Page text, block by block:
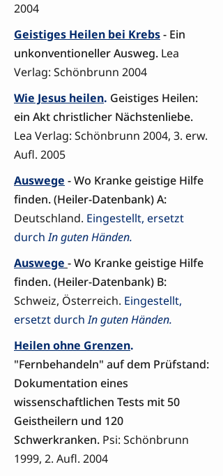
2004
Geistiges Heilen bei Krebs- Ein
unkonventioneller Ausweg. Lea
Verlag: Schönbrunn 2004
Wie Jesus heilen. Geistiges Heilen:
ein Akt christlicher Nächstenliebe.
Lea Verlag: Schönbrunn 2004, 3. erw.
Aufl. 2005
Auswege - Wo Kranke geistige Hilfe
finden. (Heiler-Datenbank) A:
Deutschland. Eingestellt, ersetzt
durch In guten Händen.
Auswege - Wo Kranke geistige Hilfe
finden. (Heiler-Datenbank) B:
Schweiz, Österreich. Eingestellt,
ersetzt durchIn guten Händen.
Heilen ohne Grenzen.
"Fernbehandeln" auf dem Prüfstand:
Dokumentation eines
wissenschaftlichen Tests mit 50
Geistheilern und 120
Schwerkranken. Psi: Schönbrunn
1999, 2. Aufl. 2004